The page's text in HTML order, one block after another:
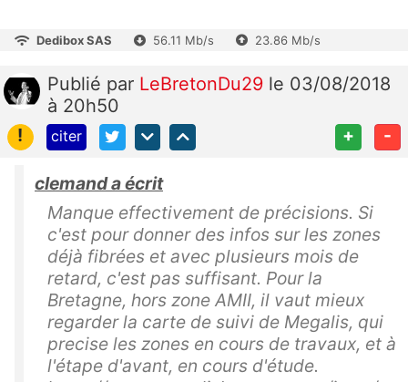
Dedibox SAS 56.11 Mb/s 23.86 Mb/s
Publié par LeBretonDu29 le 03/08/2018
à 20h50
!
citer + -
clemand a écrit
Manque effectivement de précisions. Si
c'est pour donner des infos sur les zones
déjà fibrées et avec plusieurs mois de
retard, c'est pas suffisant. Pour la
Bretagne, hors zone AMII, il vaut mieux
regarder la carte de suivi de Megalis, qui
precise les zones en cours de travaux, et à
l'étape d'avant, en cours d'étude.